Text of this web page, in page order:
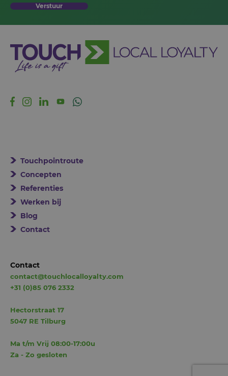
Verstuur
Touchpointroute
Concepten
Referenties
Werken bij
Blog
Contact
Contact
contact@touchlocalloyalty.com
+31 (0)85 076 2332
Hectorstraat 17
5047 RE Tilburg
Ma t/m Vrij 08:00-17:00u
Za - Zo gesloten